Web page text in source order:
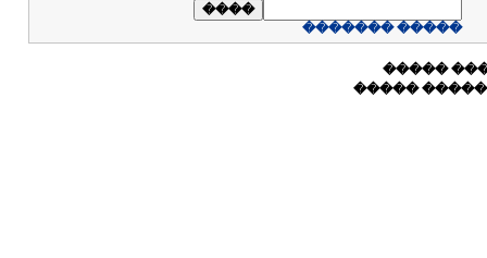
����� �������
�����
����� ����